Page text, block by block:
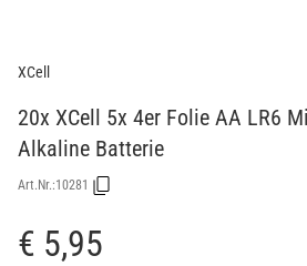
XCell
20x XCell 5x 4er Folie AA LR6
Alkaline Batterie
Art.Nr.:10281
€ 5,95